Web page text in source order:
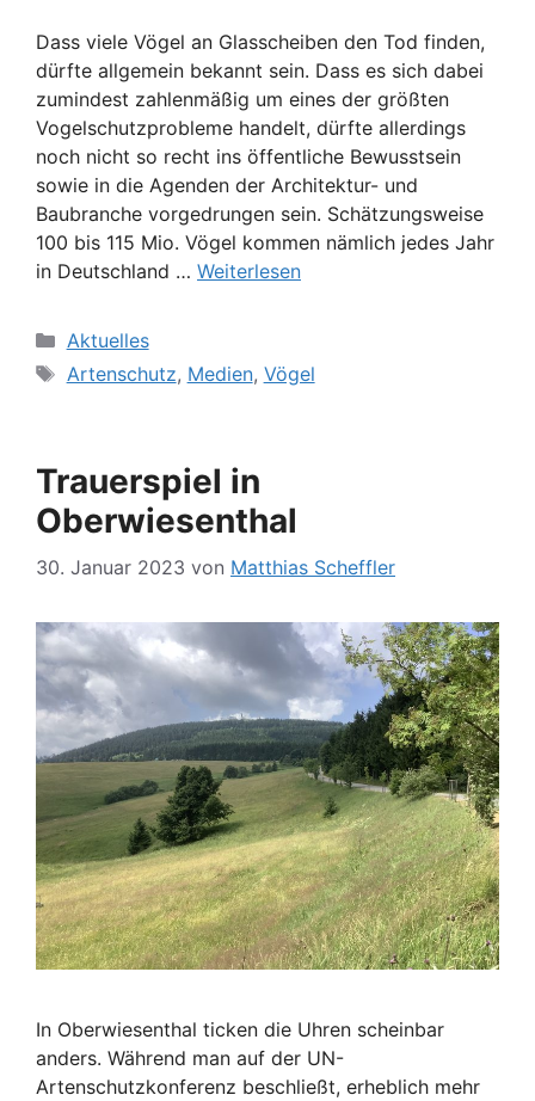
Dass viele Vögel an Glasscheiben den Tod finden,
dürfte allgemein bekannt sein. Dass es sich dabei
zumindest zahlenmäßig um eines der größten
Vogelschutzprobleme handelt, dürfte allerdings
noch nicht so recht ins öffentliche Bewusstsein
sowie in die Agenden der Architektur- und
Baubranche vorgedrungen sein. Schätzungsweise
100 bis 115 Mio. Vögel kommen nämlich jedes Jahr
in Deutschland … Weiterlesen
Kategorien
Aktuelles
Schlagwörter
Artenschutz, Medien, Vögel
Trauerspiel in
Oberwiesenthal
30. Januar 2023 von Matthias Scheffler
In Oberwiesenthal ticken die Uhren scheinbar
anders. Während man auf der UN-
Artenschutzkonferenz beschließt, erheblich mehr